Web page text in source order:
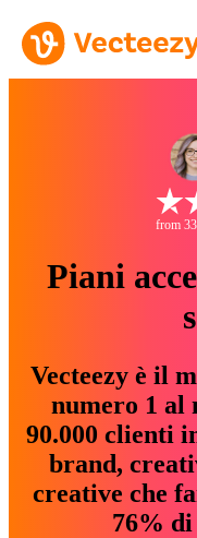
from
Piani
Vecteezy è il
numero 1 al
90.000 clienti
brand,
creative che
76% di